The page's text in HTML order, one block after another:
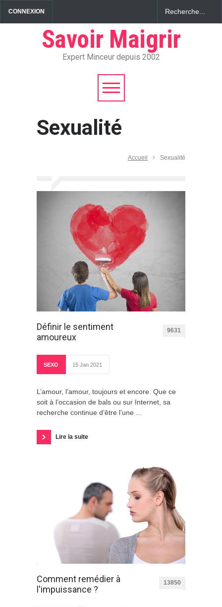
CONNEXION
Savoir Maigrir
Expert Minceur depuis 2002
Sexualité
Accueil Sexualité
Définir le sentiment
amoureux
9631
SEXO 15 Jan 2021
L’amour, l’amour, toujours et encore. Que ce
soit à l’occasion de bals ou sur Internet, sa
recherche continue d’être l’une ...
Lire la suite
Comment remédier à
l'impuissance ?
13850